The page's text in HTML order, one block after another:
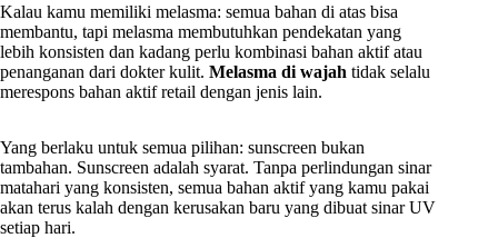
Kalau kamu memiliki melasma: semua bahan di atas bisa
membantu, tapi melasma membutuhkan pendekatan yang
lebih konsisten dan kadang perlu kombinasi bahan aktif atau
penanganan dari dokter kulit. Melasma di wajah tidak selalu
merespons bahan aktif retail dengan jenis lain.
Yang berlaku untuk semua pilihan: sunscreen bukan
tambahan. Sunscreen adalah syarat. Tanpa perlindungan sinar
matahari yang konsisten, semua bahan aktif yang kamu pakai
akan terus kalah dengan kerusakan baru yang dibuat sinar UV
setiap hari.